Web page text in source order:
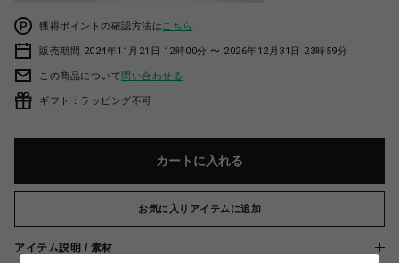
獲得ポイントの確認方法は こちら
販売期間 2024年11月21日 12時00分 〜 2026年12月31日 23時59分
この商品について問い合わせる
ギフト：ラッピング不可
カートに入れる
お気に入りアイテムに追加
アイテム説明 / 素材